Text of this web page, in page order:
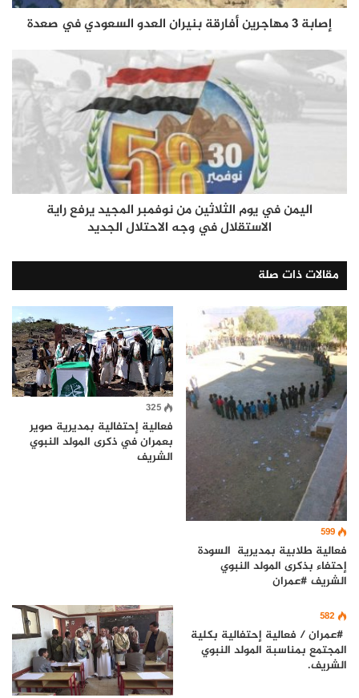
إصابة 3 مهاجرين أفارقة بنيران العدو السعودي في صعدة
اليمن في يوم الثلاثين من نوفمبر المجيد يرفع راية
الاستقلال في وجه الاحتلال الجديد
مقالات ذات صلة
599
فعالية طلابية بمديرية السودة
إحتفاء بذكرى المولد النبوي
الشريف #عمران
325
فعالية إحتفالية بمديرية صوير
بعمران في ذكرى المولد النبوي
الشريف
582
#عمران / فعالية إحتفالية بكلية
المجتمع بمناسبة المولد النبوي
الشريف.